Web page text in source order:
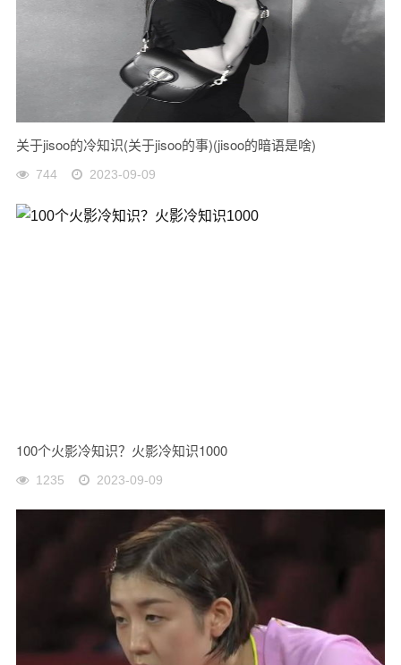
关于jisoo的冷知识(关于jisoo的事)(jisoo的暗语是啥)
744 2023-09-09
100个火影冷知识？火影冷知识1000
1235 2023-09-09